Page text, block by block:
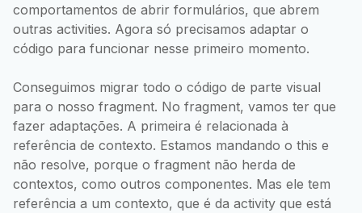
comportamentos de abrir formulários, que abrem
outras activities. Agora só precisamos adaptar o
código para funcionar nesse primeiro momento.
Conseguimos migrar todo o código de parte visual
para o nosso fragment. No fragment, vamos ter que
fazer adaptações. A primeira é relacionada à
referência de contexto. Estamos mandando o this e
não resolve, porque o fragment não herda de
contextos, como outros componentes. Mas ele tem
referência a um contexto, que é da activity que está